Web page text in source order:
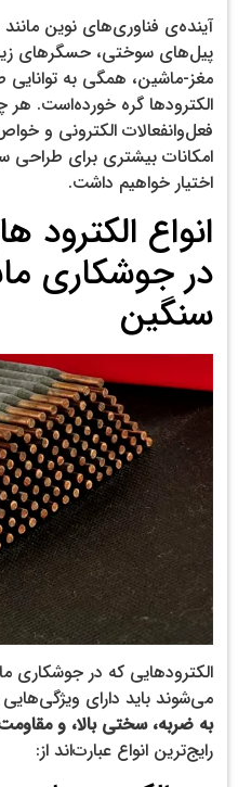
آینده‌ی فناوری‌های نوین مانند
پیل‌های سوختی، حسگرهای
مغز-ماشین، همگی به
الکترودها گره خورده‌است. هر
فعل‌وانفعالات الکترونی و
امکانات بیشتری برای طراحی
اختیار خواهیم داشت.
انواع الکترود
در جوشکاری
سنگین
الکترودهایی که در جوشکاری
می‌شوند باید دارای
به ضربه، سختی بالا، و
رایج‌ترین انواع عبارت‌اند از: